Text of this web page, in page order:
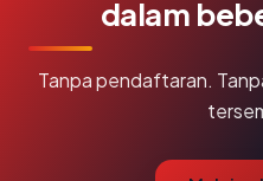
dalam
Tanpa pendaftaran.